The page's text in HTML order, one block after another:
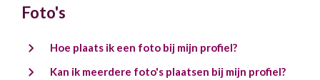
Foto's
Hoe plaats ik een foto bij mijn profiel?
Kan ik meerdere foto's plaatsen bij mijn profiel?